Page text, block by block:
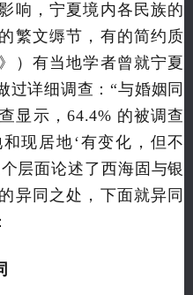
响，宁夏境内各民族的
繁文缛节，有的简约质
）有当地学者曾就宁夏
过详细调查：“与婚姻同
显示，64.4% 的被调查
现居地‘有变化，但不
层面论述了西海固与银
异同之处，下面就异同